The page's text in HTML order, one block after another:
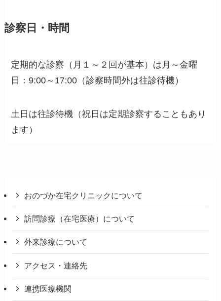
診察日・時間
定期的な診察（月１～２回が基本）は月～金曜
日：9:00～17:00（診察時間外は往診待機）
土日は往診待機（祝日は定期診察することもあり
ます）
おのづか在宅クリニックについて
訪問診療（在宅医療）について
外来診療について
アクセス・連絡先
連携医療機関